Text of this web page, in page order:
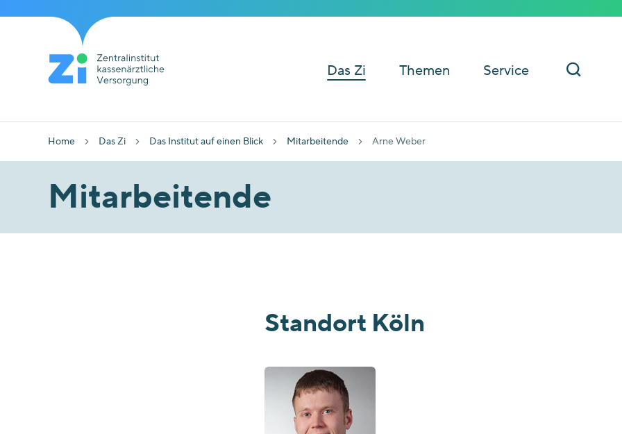
Das Zi Themen Service
Home Das Zi Das Institut auf einen Blick Mitarbeitende Arne Weber
Mitarbeitende
Standort Köln